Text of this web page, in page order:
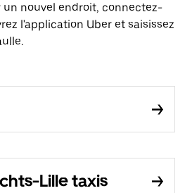
nouvel endroit, connectez-
l'application Uber et saisissez
Lille taxis